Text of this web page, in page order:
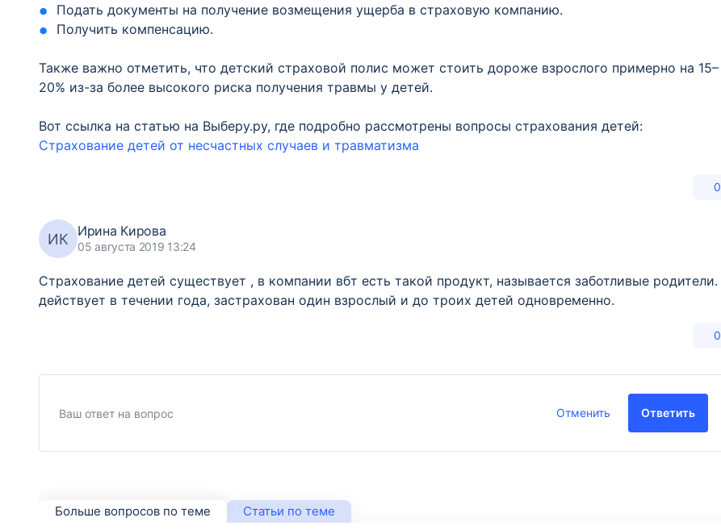
Подать документы на получение возмещения ущерба в страховую компанию.
Получить компенсацию.
Также важно отметить, что детский страховой полис может стоить дороже взрослого примерно на 15–
20% из-за более высокого риска получения травмы у детей.
Вот ссылка на статью на Выберу.ру, где подробно рассмотрены вопросы страхования детей:
Страхование детей от несчастных случаев и травматизма
0
ИК Ирина Кирова
05 августа 2019 13:24
Страхование детей существует , в компании вбт есть такой продукт, называется заботливые родители.
действует в течении года, застрахован один взрослый и до троих детей одновременно.
0
Отменить Ответить
Больше вопросов по теме Статьи по теме